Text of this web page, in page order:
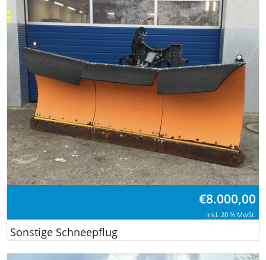
€8.000,00
inkl. 20 % MwSt.
Sonstige Schneepflug